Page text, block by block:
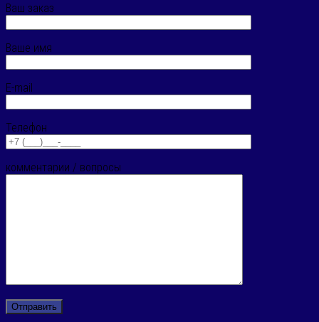
Ваш заказ
Ваше имя
E-mail
Телефон
комментарии / вопросы